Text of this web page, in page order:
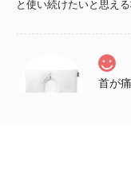
と使い続けたいと思え